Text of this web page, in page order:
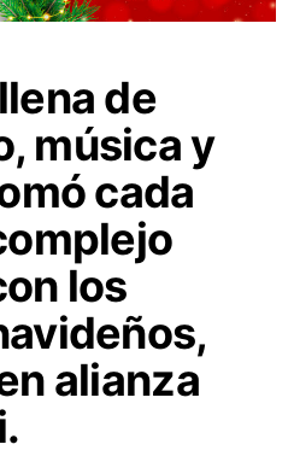
de
música y
cada
los
alianza